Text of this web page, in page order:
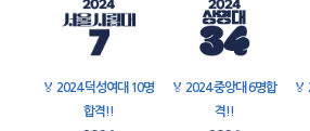
🏅 2024 덕성여대 10명
합격!!
🏅 2024 중앙대 6명합
격!!
🏅